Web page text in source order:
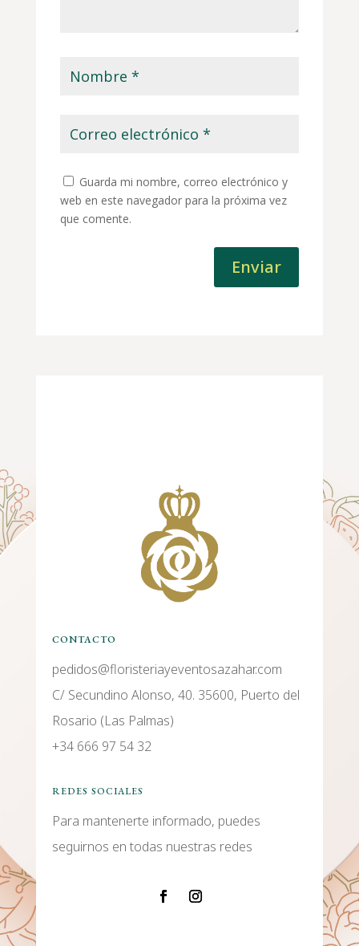
Guarda mi nombre, correo electrónico y
web en este navegador para la próxima vez
que comente.
Enviar
CONTACTO
pedidos@floristeriayeventosazahar.com
C/ Secundino Alonso, 40. 35600, Puerto del
Rosario (Las Palmas)
+34 666 97 54 32
REDES SOCIALES
Para mantenerte informado, puedes
seguirnos en todas nuestras redes